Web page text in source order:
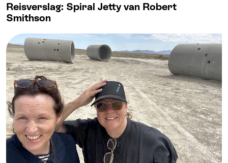
Reisverslag: Spiral Jetty van Robert
Smithson